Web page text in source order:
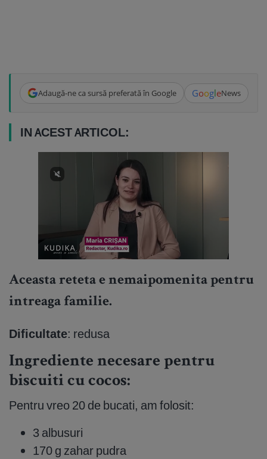
Adaugă-ne ca sursă preferată în Google GoogleNews
IN ACEST ARTICOL:
Aceasta reteta e nemaipomenita pentru
intreaga familie.
Dificultate: redusa
Ingrediente necesare pentru
biscuiti cu cocos:
Pentru vreo 20 de bucati, am folosit:
3 albusuri
170 g zahar pudra